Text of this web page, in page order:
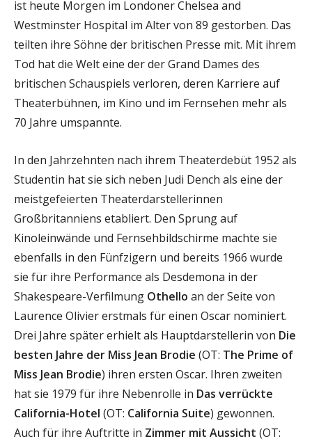
ist heute Morgen im Londoner Chelsea and
Westminster Hospital im Alter von 89 gestorben. Das
teilten ihre Söhne der britischen Presse mit. Mit ihrem
Tod hat die Welt eine der der Grand Dames des
britischen Schauspiels verloren, deren Karriere auf
Theaterbühnen, im Kino und im Fernsehen mehr als
70 Jahre umspannte.
In den Jahrzehnten nach ihrem Theaterdebüt 1952 als
Studentin hat sie sich neben Judi Dench als eine der
meistgefeierten Theaterdarstellerinnen
Großbritanniens etabliert. Den Sprung auf
Kinoleinwände und Fernsehbildschirme machte sie
ebenfalls in den Fünfzigern und bereits 1966 wurde
sie für ihre Performance als Desdemona in der
Shakespeare-Verfilmung Othello an der Seite von
Laurence Olivier erstmals für einen Oscar nominiert.
Drei Jahre später erhielt als Hauptdarstellerin von Die
besten Jahre der Miss Jean Brodie (OT: The Prime of
Miss Jean Brodie) ihren ersten Oscar. Ihren zweiten
hat sie 1979 für ihre Nebenrolle in Das verrückte
California-Hotel (OT: California Suite) gewonnen.
Auch für ihre Auftritte in Zimmer mit Aussicht (OT: